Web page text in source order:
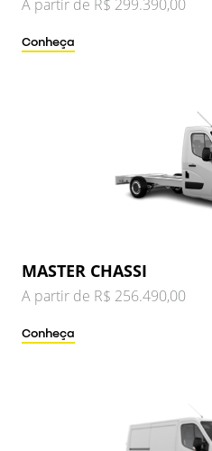
A partir de R$ 299.390,00
Conheça
MASTER CHASSI
A partir de R$ 256.490,00
Conheça